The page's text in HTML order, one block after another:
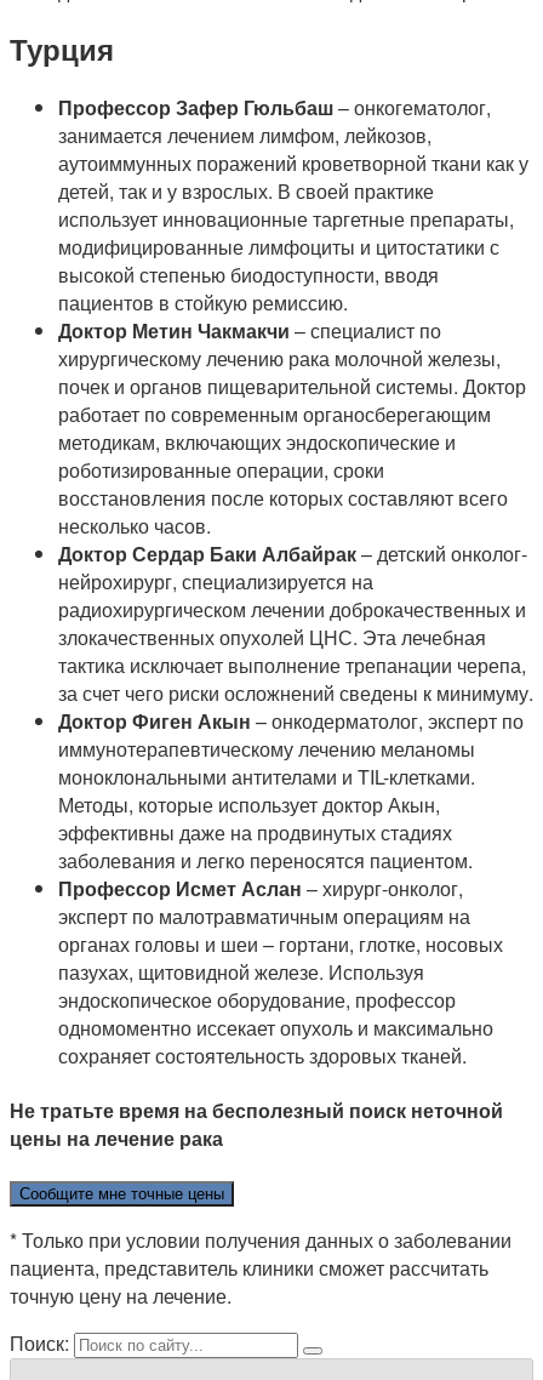
Турция
Профессор Зафер Гюльбаш– онкогематолог,
занимается лечением лимфом, лейкозов,
аутоиммунных поражений кроветворной ткани как у
детей, так и у взрослых. В своей практике
использует инновационные таргетные препараты,
модифицированные лимфоциты и цитостатики с
высокой степенью биодоступности, вводя
пациентов в стойкую ремиссию.
Доктор Метин Чакмакчи – специалист по
хирургическому лечению рака молочной железы,
почек и органов пищеварительной системы. Доктор
работает по современным органосберегающим
методикам, включающих эндоскопические и
роботизированные операции, сроки
восстановления после которых составляют всего
несколько часов.
Доктор Сердар Баки Албайрак– детский онколог-
нейрохирург, специализируется на
радиохирургическом лечении доброкачественных и
злокачественных опухолей ЦНС. Эта лечебная
тактика исключает выполнение трепанации черепа,
за счет чего риски осложнений сведены к минимуму.
Доктор Фиген Акын – онкодерматолог, эксперт по
иммунотерапевтическому лечению меланомы
моноклональными антителами и TIL-клетками.
Методы, которые использует доктор Акын,
эффективны даже на продвинутых стадиях
заболевания и легко переносятся пациентом.
Профессор Исмет Аслан – хирург-онколог,
эксперт по малотравматичным операциям на
органах головы и шеи – гортани, глотке, носовых
пазухах, щитовидной железе. Используя
эндоскопическое оборудование, профессор
одномоментно иссекает опухоль и максимально
сохраняет состоятельность здоровых тканей.
Не тратьте время на бесполезный поиск неточной
цены на лечение рака
Сообщите мне точные цены
* Только при условии получения данных о заболевании
пациента, представитель клиники сможет рассчитать
точную цену на лечение.
Поиск: